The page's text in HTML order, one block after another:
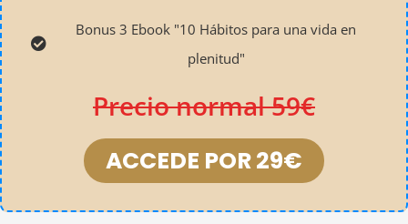
Bonus 3 Ebook "10 Hábitos para una vida en
plenitud"
Precio normal 59€
ACCEDE POR 29€